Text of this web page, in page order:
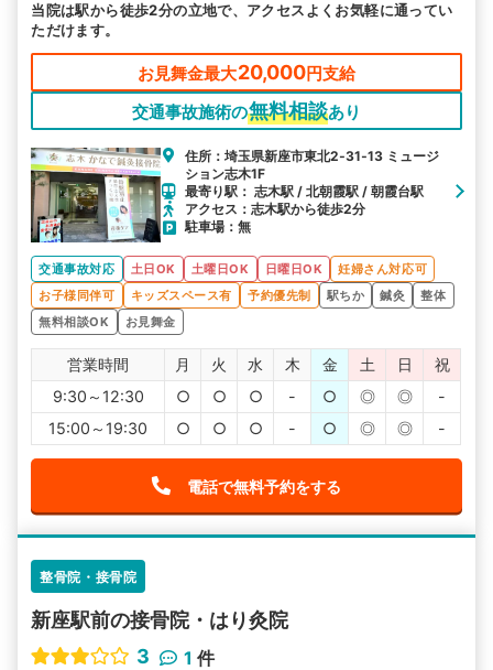
当院は駅から徒歩2分の立地で、アクセスよくお気軽に通ってい
ただけます。
お見舞金最大20,000円支給
交通事故施術の無料相談あり
住所：埼玉県新座市東北2‐31‐13 ミュージ
ション志木1F
最寄り駅： 志木駅 / 北朝霞駅 / 朝霞台駅
アクセス：志木駅から徒歩2分
駐車場：無
交通事故対応 土日OK 土曜日OK 日曜日OK
妊婦さん対応可
お子様同伴可
キッズスペース有 予約優先制 駅ちか 鍼灸
整体
無料相談OK
お見舞金
営業時間 月 火 水 木 金 土 日
祝
9:30～12:30
○ ○ ○ - ○ ◎ ◎
-
15:00～19:30
○ ○ ○ - ○ ◎ ◎ -
電話で無料予約をする
整骨院・接骨院
新座駅前の接骨院・はり灸院
3
1 件